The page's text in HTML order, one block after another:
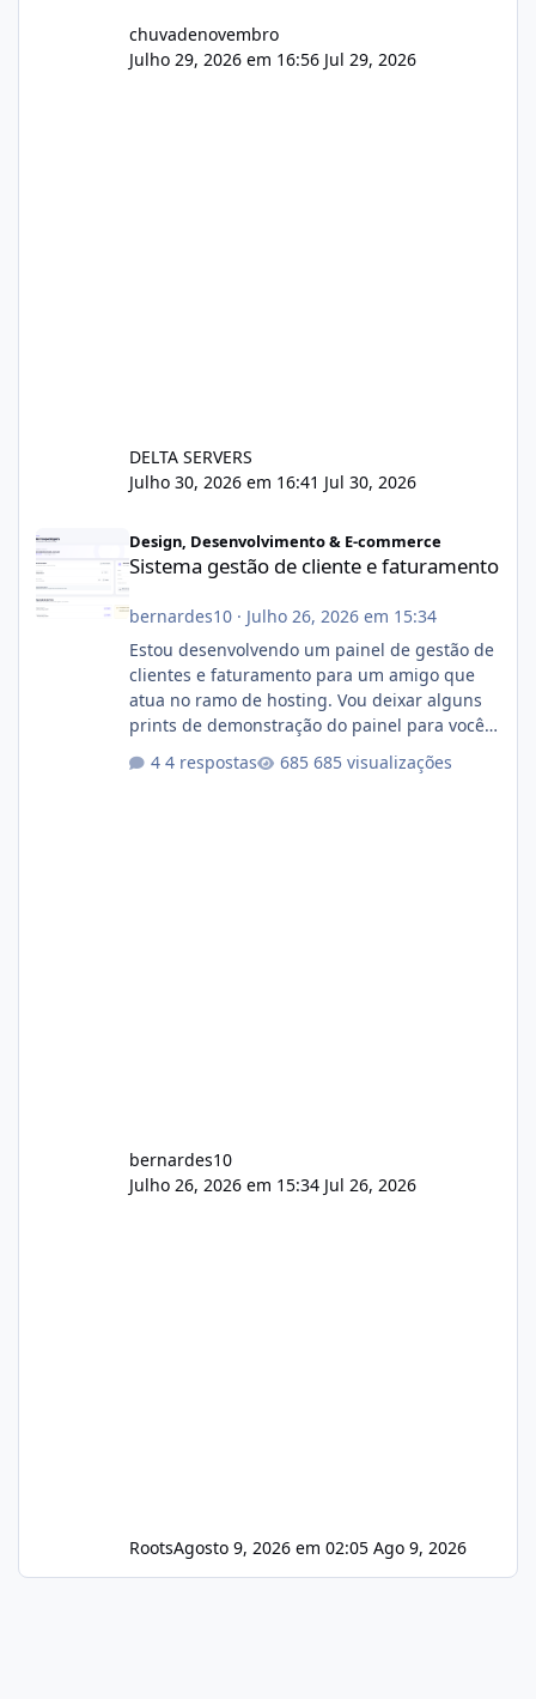
chuvadenovembro
Julho 29, 2026 em 16:56 Jul 29, 2026
DELTA SERVERS
Julho 30, 2026 em 16:41 Jul 30, 2026
Design, Desenvolvimento & E-commerce
Sistema gestão de cliente e faturamento
bernardes10· Julho 26, 2026 em 15:34
Estou desenvolvendo um painel de gestão de
clientes e faturamento para um amigo que
atua no ramo de hosting. Vou deixar alguns
prints de demonstração do painel para vocês
darem a opinião de vocês. O sistema já está
com cerca de 80% concluído e conta com
4 respostas 685 visualizações
bernardes10
Julho 26, 2026 em 15:34 Jul 26, 2026
RootsAgosto 9, 2026 em 02:05 Ago 9, 2026